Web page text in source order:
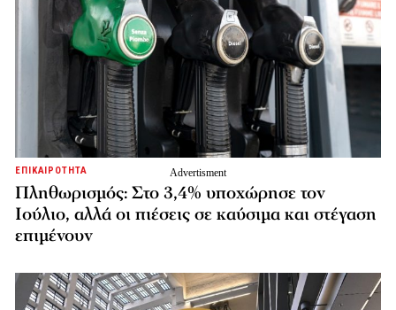
ΕΠΙΚΑΙΡΟΤΗΤΑ
Πληθωρισμός: Στο 3,4% υποχώρησε τον
Ιούλιο, αλλά οι πιέσεις σε καύσιμα και στέγαση
επιμένουν